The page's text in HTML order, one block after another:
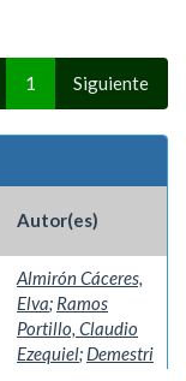
1 Siguiente
Autor(es)
Almirón Cáceres,
Elva; Ramos
Portillo, Claudio
Ezequiel; Demestri